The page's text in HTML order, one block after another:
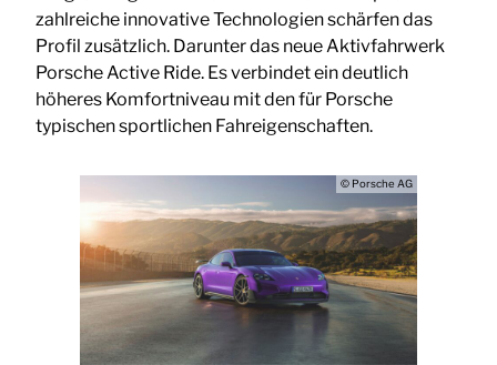
zahlreiche innovative Technologien schärfen das
Profil zusätzlich. Darunter das neue Aktivfahrwerk
Porsche Active Ride. Es verbindet ein deutlich
höheres Komfortniveau mit den für Porsche
typischen sportlichen Fahreigenschaften.
© Porsche AG